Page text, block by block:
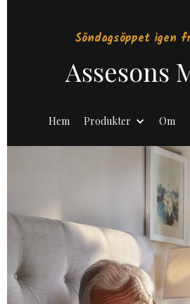
Söndagsöppet igen
Assesons
Hem Produkter Om